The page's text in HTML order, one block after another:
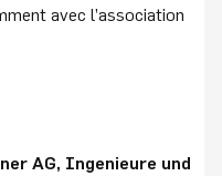
avec l’association
AG, Ingenieure und